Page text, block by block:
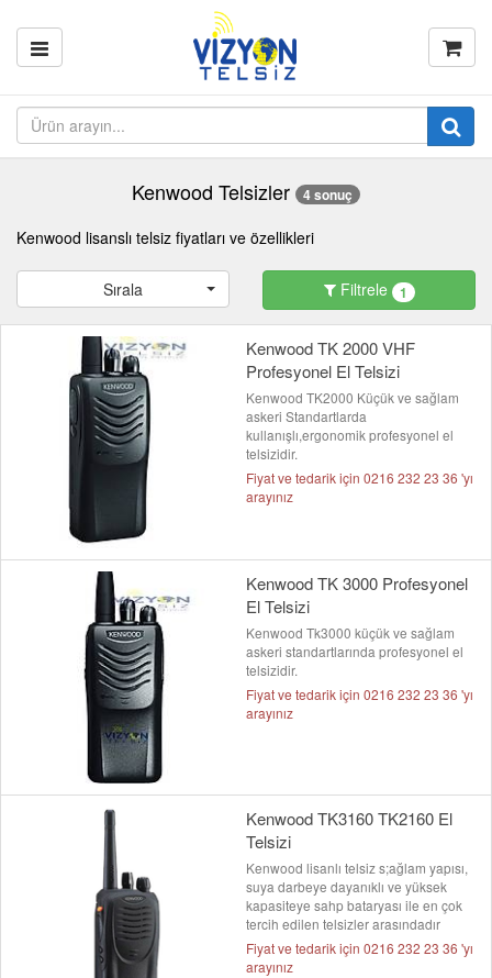
Kenwood Telsizler 4 sonuç
Kenwood lisanslı telsiz fiyatları ve özellikleri
Sırala Filtrele 1
Kenwood TK 2000 VHF
Profesyonel El Telsizi
Kenwood TK2000 Küçük ve sağlam
askeri Standartlarda
kullanışlı,ergonomik profesyonel el
telsizidir.
Fiyat ve tedarik için 0216 232 23 36 'yı
arayınız
Kenwood TK 3000 Profesyonel
El Telsizi
Kenwood Tk3000 küçük ve sağlam
askeri standartlarında profesyonel el
telsizidir.
Fiyat ve tedarik için 0216 232 23 36 'yı
arayınız
Kenwood TK3160 TK2160 El
Telsizi
Kenwood lisanlı telsiz s;ağlam yapısı,
suya darbeye dayanıklı ve yüksek
kapasiteye sahp bataryası ile en çok
tercih edilen telsizler arasındadır
Fiyat ve tedarik için 0216 232 23 36 'yı
arayınız